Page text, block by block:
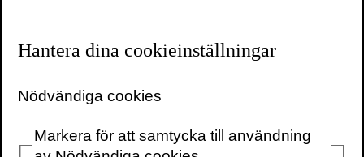
och överlevnad. Han har skrivit flera högt
uppskattade böcker om insekterna och hur
viktiga de är för oss.
Pressbilder
Hantera dina cookieinställningar
Nödvändiga cookies
Markera för att samtycka till användning